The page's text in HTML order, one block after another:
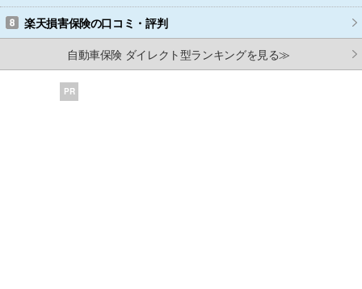
楽天損害保険の口コミ・評判
自動車保険 ダイレクト型ランキングを見る≫
PR